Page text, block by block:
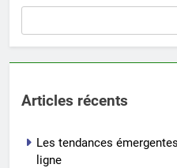
Articles récents
Les tendances
ligne